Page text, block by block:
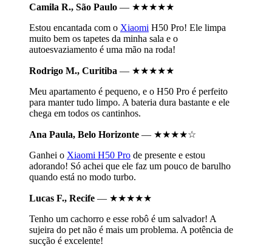
Camila R., São Paulo — ★★★★★
Estou encantada com o Xiaomi H50 Pro! Ele limpa
muito bem os tapetes da minha sala e o
autoesvaziamento é uma mão na roda!
Rodrigo M., Curitiba — ★★★★★
Meu apartamento é pequeno, e o H50 Pro é perfeito
para manter tudo limpo. A bateria dura bastante e ele
chega em todos os cantinhos.
Ana Paula, Belo Horizonte — ★★★★☆
Ganhei o Xiaomi H50 Pro de presente e estou
adorando! Só achei que ele faz um pouco de barulho
quando está no modo turbo.
Lucas F., Recife — ★★★★★
Tenho um cachorro e esse robô é um salvador! A
sujeira do pet não é mais um problema. A potência de
sucção é excelente!